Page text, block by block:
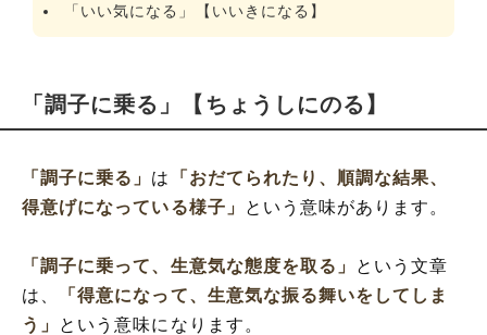
「いい気になる」【いいきになる】
「調子に乗る」【ちょうしにのる】
「調子に乗る」 は
「おだてられたり、順調な結果、
得意げになっている様子」
という意味があります。
「調子に乗って、生意気な態度を取る」
という文章
は、
「得意になって、生意気な振る舞いをしてしま
う」
という意味になります。